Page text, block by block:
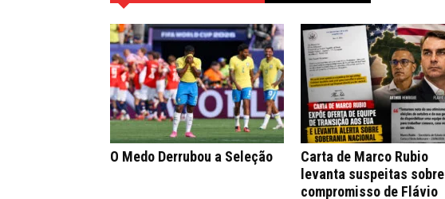
O Medo Derrubou a Seleção
Carta de Marco Rubio
levanta suspeitas sobre
compromisso de Flávio